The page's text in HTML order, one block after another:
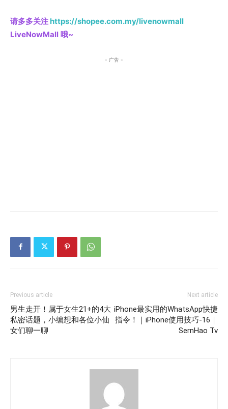
请多多关注 https://shopee.com.my/livenowmall
LiveNowMall 哦~
- 广告 -
Previous article
男生走开！属于女生21+的4大
私密话题，小编想和各位小仙
女们聊一聊
Next article
iPhone最实用的WhatsApp快捷
指令！｜iPhone使用技巧-16｜
SernHao Tv